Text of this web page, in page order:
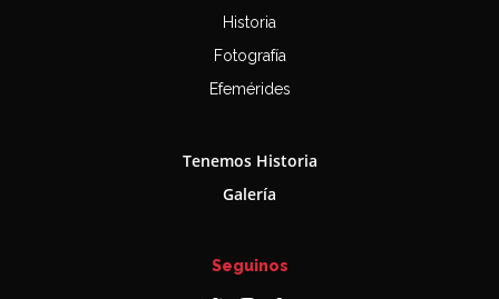
Historia
Fotografía
Efemérides
Tenemos Historia
Galería
Seguinos